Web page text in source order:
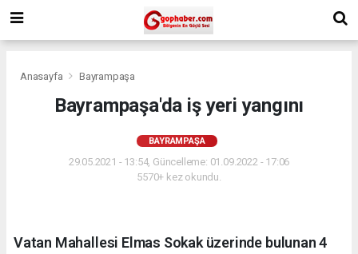
Anasayfa Bayrampaşa
Bayrampaşa'da iş yeri yangını
BAYRAMPAŞA
29.05.2021 - 13:54, Güncelleme: 01.09.2022 - 17:06
5570+ kez okundu.
Vatan Mahallesi Elmas Sokak üzerinde bulunan 4